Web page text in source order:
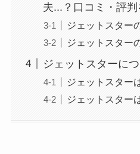
夫...？口コミ・評判
ジェットスター
ジェットスター
ジェットスターに
ジェットスター
ジェットスター